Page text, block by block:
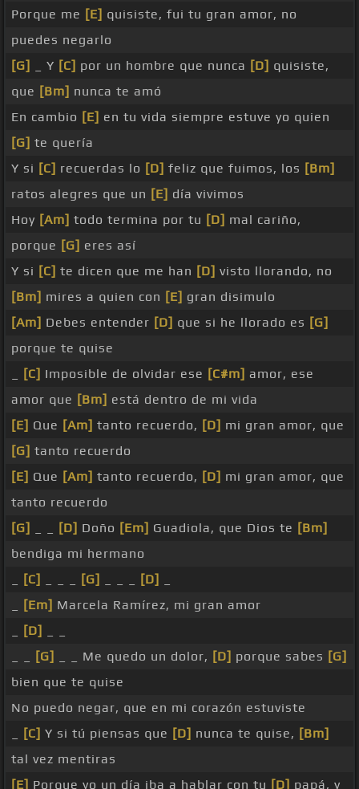
Porque me [E] quisiste, fui tu gran amor, no
puedes negarlo
[G]
_ Y [C] por un hombre que nunca [D] quisiste,
que [Bm] nunca te amó
En cambio [E] en tu vida siempre estuve yo quien
[G] te quería
Y si [C] recuerdas lo [D] feliz que fuimos, los [Bm]
ratos alegres que un [E] día vivimos
Hoy [Am] todo termina por tu [D] mal cariño,
porque [G] eres así
Y si [C] te dicen que me han [D] visto llorando, no
[Bm] mires a quien con [E] gran disimulo
[Am] Debes entender [D] que si he llorado es [G]
porque te quise
[C] Imposible de olvidar ese [C#m] amor, ese
amor que [Bm] está dentro de mi vida
[E] Que [Am] tanto recuerdo, [D] mi gran amor, que
[G] tanto recuerdo
[E] Que [Am] tanto recuerdo, [D] mi gran amor, que
tanto recuerdo
[G]
[D] Doño [Em] Guadiola, que Dios te [Bm]
bendiga mi hermano
[C] [G] [D]
[Em] Marcela Ramírez, mi gran amor
[D]
[G] _ _ Me quedo un dolor, [D] porque sabes [G]
bien que te quise
No puedo negar, que en mi corazón estuviste
[C] Y si tú piensas que [D] nunca te quise, [Bm]
tal vez mentiras
[E] Porque yo un día iba a hablar con tu [D] papá, y